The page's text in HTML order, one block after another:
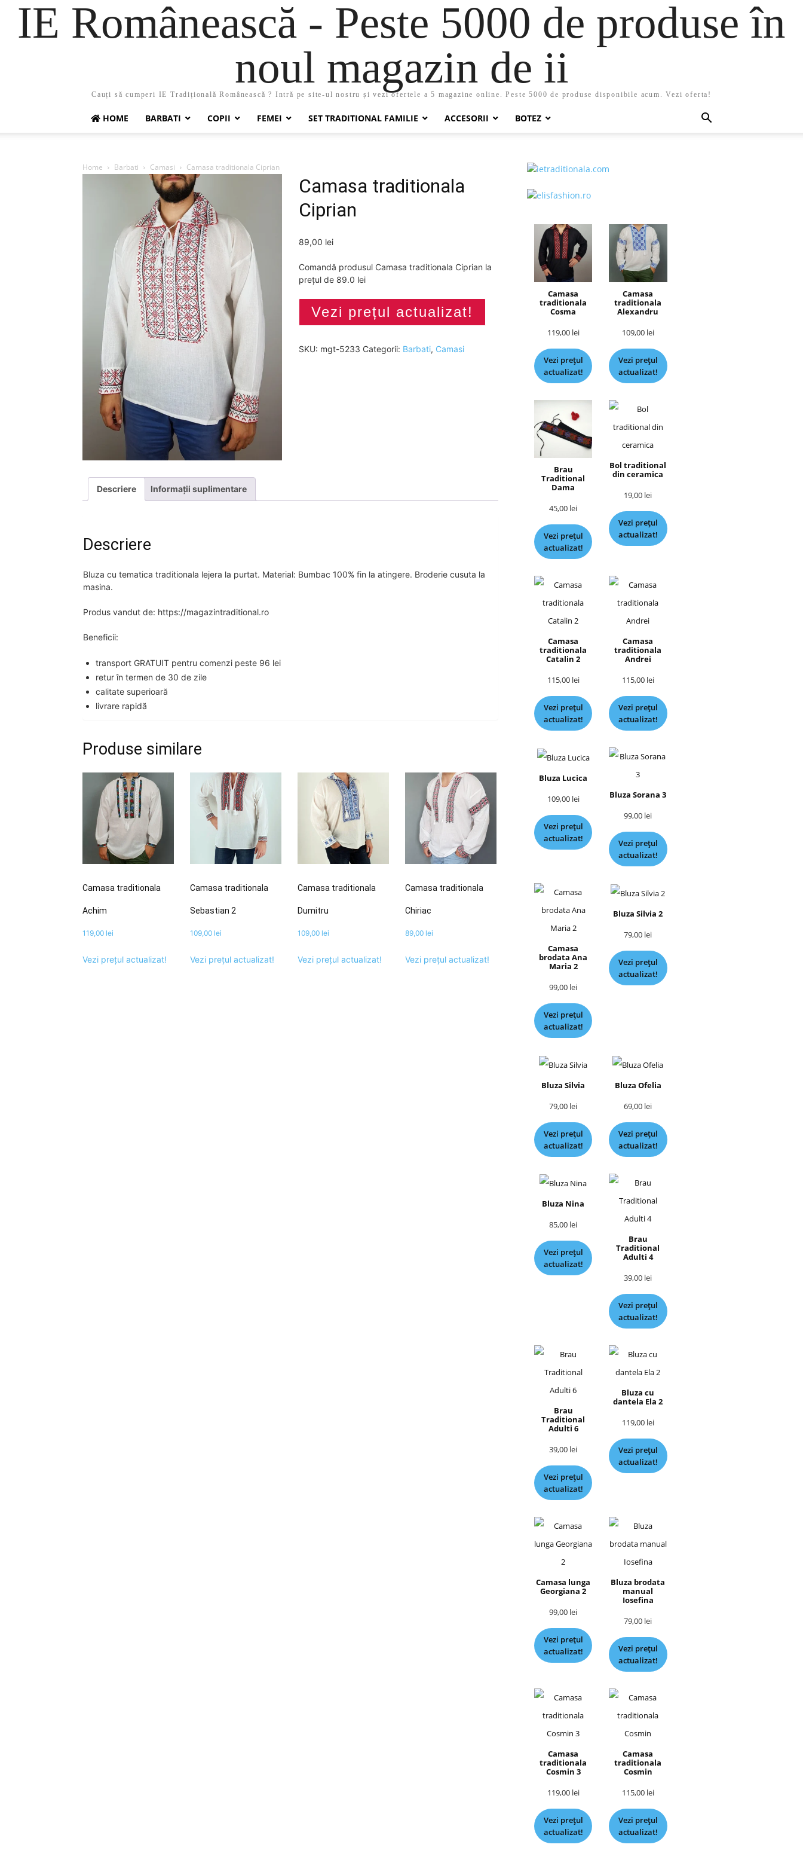
IE Românească - Peste 5000 de produse în
noul magazin de ii
Cauți să cumperi IE Tradițională Românească ? Intră pe site-ul nostru și vezi ofertele a 5 magazine online. Peste 5000 de produse disponibile acum. Vezi oferta!
HOME BARBATI COPII FEMEI SET TRADITIONAL FAMILIE ACCESORII BOTEZ
Home Barbati Camasi Camasa traditionala Ciprian
Camasa traditionala
Ciprian
89,00 lei
Comandă produsul Camasa traditionala Ciprian la
prețul de 89.0 lei
Vezi prețul actualizat!
SKU: mgt-5233 Categorii: Barbati, Camasi
Descriere Informații suplimentare
Descriere
Bluza cu tematica traditionala lejera la purtat. Material: Bumbac 100% fin la atingere. Broderie cusuta la
masina.
Produs vandut de: https://magazintraditional.ro
Beneficii:
transport GRATUIT pentru comenzi peste 96 lei
retur în termen de 30 de zile
calitate superioară
livrare rapidă
Produse similare
Camasa traditionala
Achim
119,00 lei
Vezi prețul actualizat!
Camasa traditionala
Sebastian 2
109,00 lei
Vezi prețul actualizat!
Camasa traditionala
Dumitru
109,00 lei
Vezi prețul actualizat!
Camasa traditionala
Chiriac
89,00 lei
Vezi prețul actualizat!
Camasa
traditionala
Cosma
119,00 lei
Vezi prețul
actualizat!
Camasa
traditionala
Alexandru
109,00 lei
Vezi prețul
actualizat!
Brau
Traditional
Dama
45,00 lei
Vezi prețul
actualizat!
Bol traditional
din ceramica
19,00 lei
Vezi prețul
actualizat!
Camasa
traditionala
Catalin 2
115,00 lei
Vezi prețul
actualizat!
Camasa
traditionala
Andrei
115,00 lei
Vezi prețul
actualizat!
Bluza Lucica
109,00 lei
Vezi prețul
actualizat!
Bluza Sorana 3
99,00 lei
Vezi prețul
actualizat!
Camasa
brodata Ana
Maria 2
99,00 lei
Vezi prețul
actualizat!
Bluza Silvia 2
79,00 lei
Vezi prețul
actualizat!
Bluza Silvia
79,00 lei
Vezi prețul
actualizat!
Bluza Ofelia
69,00 lei
Vezi prețul
actualizat!
Bluza Nina
85,00 lei
Vezi prețul
actualizat!
Brau
Traditional
Adulti 4
39,00 lei
Vezi prețul
actualizat!
Brau
Traditional
Adulti 6
39,00 lei
Vezi prețul
actualizat!
Bluza cu
dantela Ela 2
119,00 lei
Vezi prețul
actualizat!
Camasa lunga
Georgiana 2
99,00 lei
Vezi prețul
actualizat!
Bluza brodata
manual
Iosefina
79,00 lei
Vezi prețul
actualizat!
Camasa
traditionala
Cosmin 3
119,00 lei
Vezi prețul
actualizat!
Camasa
traditionala
Cosmin
115,00 lei
Vezi prețul
actualizat!